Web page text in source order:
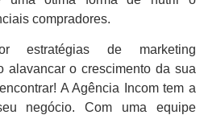
compradores.
estratégias de marketing
alavancar o crescimento da sua
A Agência Incom tem a
negócio. Com uma equipe